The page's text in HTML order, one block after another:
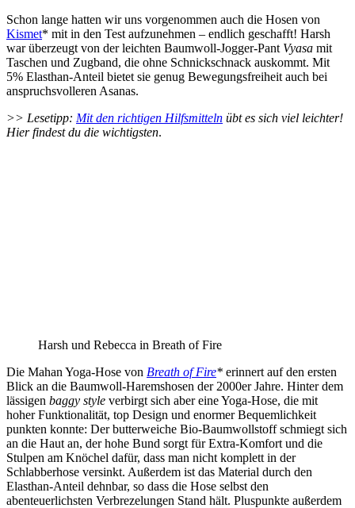
Schon lange hatten wir uns vorgenommen auch die Hosen von
Kismet* mit in den Test aufzunehmen – endlich geschafft! Harsh
war überzeugt von der leichten Baumwoll-Jogger-Pant Vyasa mit
Taschen und Zugband, die ohne Schnickschnack auskommt. Mit
5% Elasthan-Anteil bietet sie genug Bewegungsfreiheit auch bei
anspruchsvolleren Asanas.
>> Lesetipp: Mit den richtigen Hilfsmitteln übt es sich viel leichter!
Hier findest du die wichtigsten.
Harsh und Rebecca in Breath of Fire
Die Mahan Yoga-Hose von Breath of Fire* erinnert auf den ersten
Blick an die Baumwoll-Haremshosen der 2000er Jahre. Hinter dem
lässigen baggy style verbirgt sich aber eine Yoga-Hose, die mit
hoher Funktionalität, top Design und enormer Bequemlichkeit
punkten konnte: Der butterweiche Bio-Baumwollstoff schmiegt sich
an die Haut an, der hohe Bund sorgt für Extra-Komfort und die
Stulpen am Knöchel dafür, dass man nicht komplett in der
Schlabberhose versinkt. Außerdem ist das Material durch den
Elasthan-Anteil dehnbar, so dass die Hose selbst den
abenteuerlichsten Verbrezelungen Stand hält. Pluspunkte außerdem